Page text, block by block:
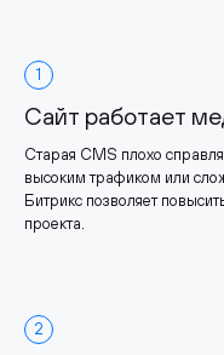
1
Сайт работает
Старая CMS плохо
высоким трафиком или
Битрикс позволяет
проекта.
2